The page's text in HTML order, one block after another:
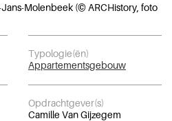
Molenbeek (© ARCHistory, foto
Typologie(ën)
Appartementsgebouw
Opdrachtgever(s)
Camille Van Gijzegem